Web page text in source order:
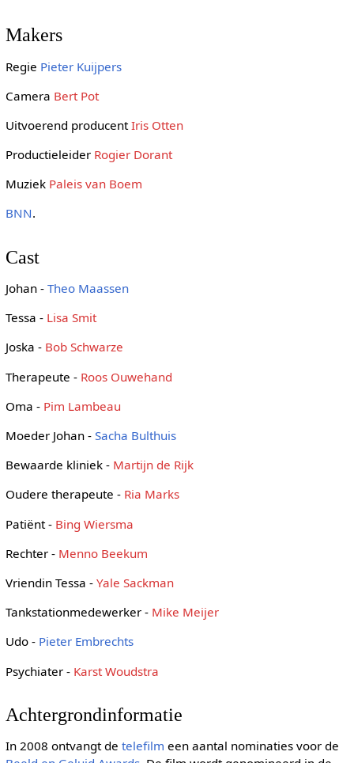
Makers
Regie Pieter Kuijpers
Camera Bert Pot
Uitvoerend producentIris Otten
Productieleider Rogier Dorant
Muziek Paleis van Boem
BNN.
Cast
Johan - Theo Maassen
Tessa - Lisa Smit
Joska - Bob Schwarze
Therapeute - Roos Ouwehand
Oma - Pim Lambeau
Moeder Johan - Sacha Bulthuis
Bewaarde kliniek - Martijn de Rijk
Oudere therapeute - Ria Marks
Patiënt - Bing Wiersma
Rechter - Menno Beekum
Vriendin Tessa - Yale Sackman
Tankstationmedewerker - Mike Meijer
Udo - Pieter Embrechts
Psychiater - Karst Woudstra
Achtergrondinformatie
In 2008 ontvangt de telefilm een aantal nominaties voor de